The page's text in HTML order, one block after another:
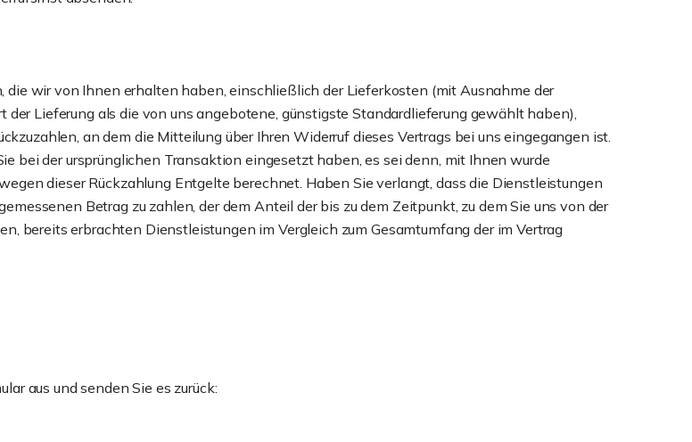
wir von Ihnen erhalten haben, einschließlich der Lieferkosten (mit Ausnahme der
der Lieferung als die von uns angebotene, günstigste Standardlieferung gewählt haben),
an dem die Mitteilung über Ihren Widerruf dieses Vertrags bei uns eingegangen ist.
bei der ursprünglichen Transaktion eingesetzt haben, es sei denn, mit Ihnen wurde
dieser Rückzahlung Entgelte berechnet. Haben Sie verlangt, dass die Dienstleistungen
Betrag zu zahlen, der dem Anteil der bis zu dem Zeitpunkt, zu dem Sie uns von der
bereits erbrachten Dienstleistungen im Vergleich zum Gesamtumfang der im Vertrag
aus und senden Sie es zurück: